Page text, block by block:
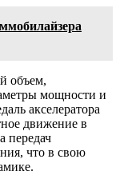
объем,
мощности и
акселератора
движение в
передач
что в свою